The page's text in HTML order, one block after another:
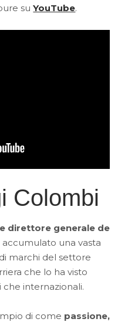
suYouTube.
Colombi
direttore generale de
una vasta
marchi del settore
che lo ha visto
che internazionali.
di come passione,